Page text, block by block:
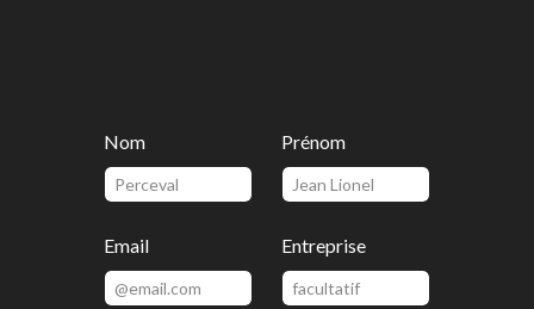
Nom Prénom
Email Entreprise